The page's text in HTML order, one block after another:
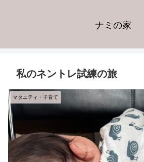
ナミの家
私のネントレ試練の旅
マタニティ・子育て